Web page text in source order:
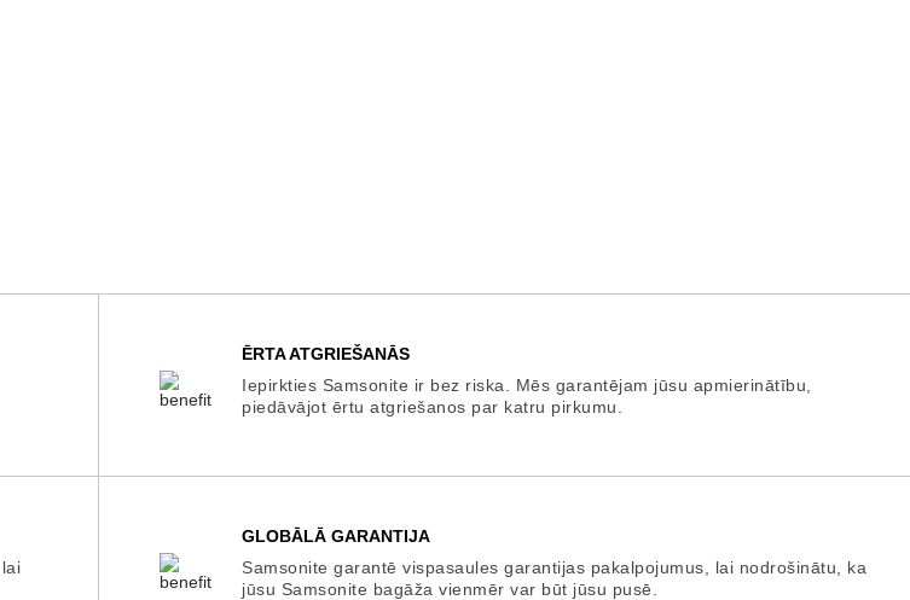
ĒRTA ATGRIEŠANĀS
Iepirkties Samsonite ir bez riska. Mēs garantējam jūsu apmierinātību,
piedāvājot ērtu atgriešanos par katru pirkumu.
GLOBĀLĀ GARANTIJA
Samsonite garantē vispasaules garantijas pakalpojumus, lai nodrošinātu, ka
jūsu Samsonite bagāža vienmēr var būt jūsu pusē.